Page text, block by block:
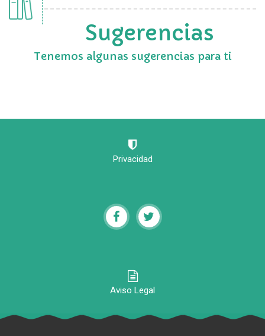
Sugerencias
Tenemos algunas sugerencias para ti
Privacidad
Aviso Legal